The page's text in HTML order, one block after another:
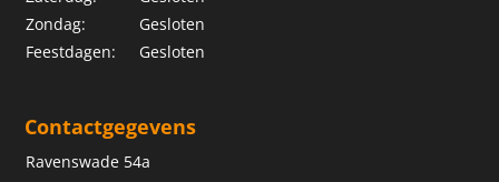
Zondag:
Gesloten
Feestdagen:
Gesloten
Contactgegevens
Ravenswade 54a